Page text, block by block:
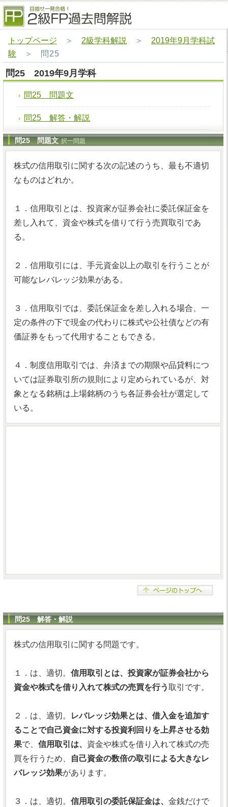
トップページ ＞ 2級学科解説 ＞ 2019年9月学科試
験 ＞ 問25
問25 2019年9月学科
問25 問題文
問25 解答・解説
問25 問題文 択一問題
株式の信用取引に関する次の記述のうち、最も不適切
なものはどれか。
１．信用取引とは、投資家が証券会社に委託保証金を
差し入れて、資金や株式を借りて行う売買取引であ
る。
２．信用取引には、手元資金以上の取引を行うことが
可能なレバレッジ効果がある。
３．信用取引では、委託保証金を差し入れる場合、一
定の条件の下で現金の代わりに株式や公社債などの有
価証券をもって代用することもできる。
４．制度信用取引では、弁済までの期限や品貸料につ
いては証券取引所の規則により定められているが、対
象となる銘柄は上場銘柄のうち各証券会社が選定して
いる。
問25 解答・解説
株式の信用取引に関する問題です。
１．は、適切。 信用取引とは、投資家が証券会社から
資金や株式を借り入れて株式の売買を行う取引です。
２．は、適切。
レバレッジ効果とは、借入金を追加す
ることで自己資金に対する投資利回りを上昇させる効
果で、 信用取引は、 資金や株式を借り入れて株式の売
買を行うため、
自己資金の数倍の取引による大きなレ
バレッジ効果があります。
３．は、適切。 信用取引の委託保証金は、 金銭だけで